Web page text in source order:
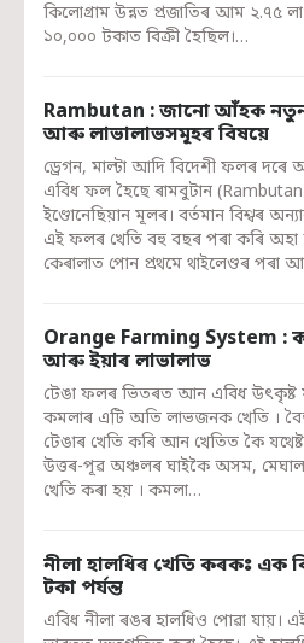
কিলোগ্ৰাম উন্নত প্ৰজাতিৰ আম ২.৭৫
১০,০০০ টকাত বিক্ৰী হৈছিল।…
Rambutan : জানো আঁহক নতুন
আৰু লাভালাভসমূহৰ বিষয়ে
ড্ৰেগন, মাল্টা আদি বিদেশী ফলৰ
এবিধ ফল হৈছে ৰামবুটান
ইণ্ডোনেছিয়ান মূলৰ। বৰ্তমান বিশ্বৰ
এই ফলৰ খেতি বহু বছৰ পৰা কৰি অহা
কেৰালাত পোন প্ৰথমে থাইলেণ্ডৰ পৰা
Orange Farming System :
আৰু ইয়াৰ লাভালাভ
টেঙা ফলৰ ভিতৰত আন এবিধ উৎকৃষ্ট
কমলাৰ এটি অতি লাভজনক খেতি ।
টেঙাৰ খেতি কৰি আন খেতিত কৈ
উত্তৰ-পূৱ অঞ্চলৰ ঘাইকৈ অসম,
খেতি কৰা হয় । কমলা…
নীলা হালধিৰ খেতি কৰকঃ এক
টকা পৰ্যন্ত
এবিধ নীলা ৰঙৰ হালধিও পোৱা যায়।